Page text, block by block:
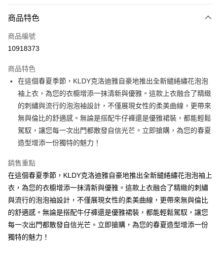
信用卡一次付款
超商取貨付款
運送方式
全家取貨付款
免運費
付款後全家取貨
免運費
7-11取貨付款
免運費
付款後7-11取貨
免運費
宅配
免運費
商品特色
商品編號
10918373
商品特色
在這個春夏季節，KLDY克洛迪雅自豪地推出全新繾綣繡花泡泡
袖上衣，為您的衣櫥增添一抹清新與優雅。這款上衣融合了精緻
的刺繡與流行的泡泡袖設計，不僅展現女性的柔美曲線，更帶來
無與倫比的舒適感。無論是搭配牛仔褲還是優雅裙裝，都能輕鬆
駕馭，讓您每一次出門都散發自信光芒。立即搶購，為您的春夏
造型增添一份獨特的魅力！
銷售重點
在這個春夏季節，KLDY克洛迪雅自豪地推出全新繾綣繡花泡泡袖上
衣，為您的衣櫥增添一抹清新與優雅。這款上衣融合了精緻的刺繡
與流行的泡泡袖設計，不僅展現女性的柔美曲線，更帶來無與倫比
的舒適感。無論是搭配牛仔褲還是優雅裙裝，都能輕鬆駕馭，讓您
每一次出門都散發自信光芒。立即搶購，為您的春夏造型增添一份
獨特的魅力！